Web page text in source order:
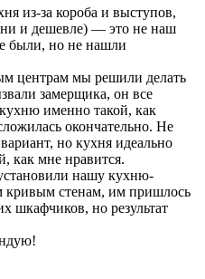
из-за короба и выступов,
и дешевле) — это не наш
были, но не нашли
центрам мы решили делать
замерщика, он все
именно такой, как
окончательно. Не
но кухня идеально
как мне нравится.
нашу кухню-
кривым стенам, им пришлось
шкафчиков, но результат